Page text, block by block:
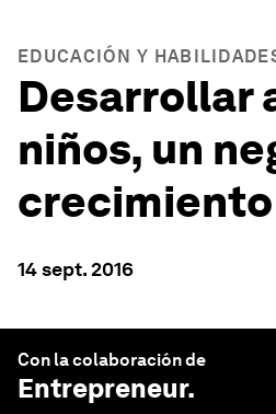
EDUCACIÓN Y
Desarrollar
niños, un
crecimiento
14 sept. 2016
Con la colaboración de
Entrepreneur.